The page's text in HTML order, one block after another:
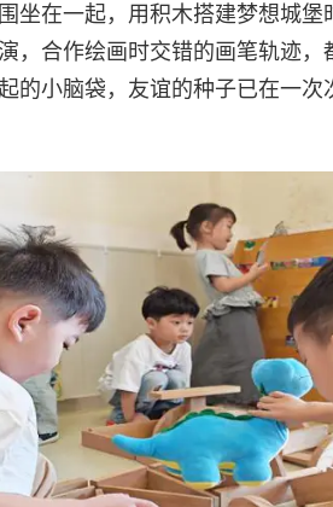
坐在一起，用积木搭建梦想城堡
，合作绘画时交错的画笔轨迹
的小脑袋，友谊的种子已在一